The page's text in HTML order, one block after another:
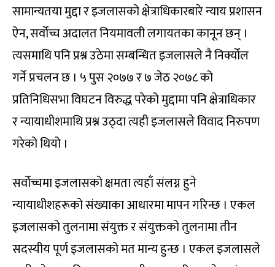
सामान्यतया मुद्दा र इजलासको क्षेत्राधिकारबारे न्याय प्रशासन
ऐन, सर्वोच्च अदालत नियमावली लगायतका कानून छन् ।
त्यसमाथि पनि प्रश्न उठेमा सम्बन्धित इजलासले नै निर्क्योल
गर्ने प्रचलन छ । ५ पुस २०७७ र ७ जेठ २०७८ को
प्रतिनिधिसभा विघटन विरुद्ध परेको मुद्दामा पनि क्षेत्राधिकार
र न्यायाधीशमाथि प्रश्न उठ्दा त्यही इजलासले विवाद निरुपण
गरेको थियो ।
सर्वोच्चमा इजलासको क्षमता त्यहाँ संलग्न हुने
न्यायाधीशहरूको संख्याका आधारमा मापन गरिन्छ । एकल
इजलासको तुलनामा संयुक्त र संयुक्तको तुलनामा तीन
सदस्यीय पूर्ण इजलासको मत मान्य हुन्छ । एकल इजलासले